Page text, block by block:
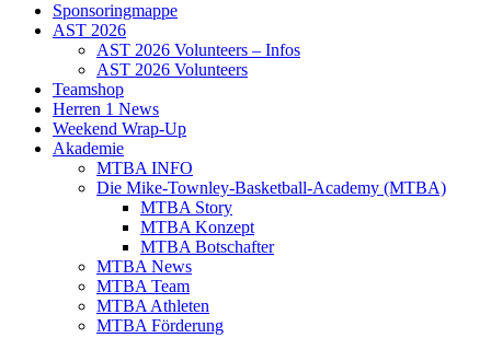
Sponsoringmappe
AST 2026
AST 2026 Volunteers – Infos
AST 2026 Volunteers
Teamshop
Herren 1 News
Weekend Wrap-Up
Akademie
MTBA INFO
Die Mike-Townley-Basketball-Academy (MTBA)
MTBA Story
MTBA Konzept
MTBA Botschafter
MTBA News
MTBA Team
MTBA Athleten
MTBA Förderung